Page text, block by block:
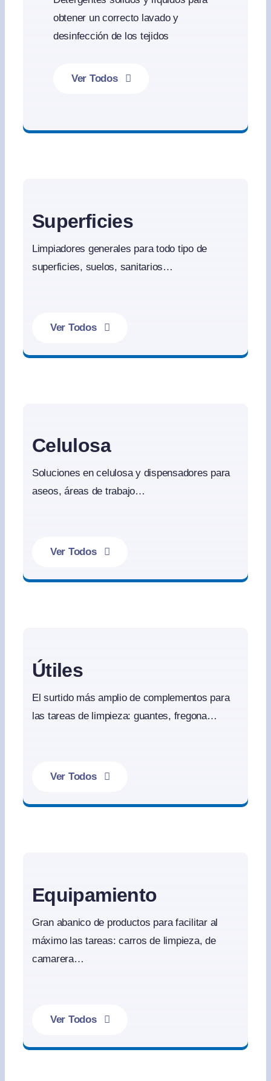
obtener un correcto lavado y
desinfección de los tejidos
Ver Todos
Superficies
Limpiadores generales para todo tipo de
superficies, suelos, sanitarios…
Ver Todos
Celulosa
Soluciones en celulosa y dispensadores para
aseos, áreas de trabajo…
Ver Todos
Útiles
El surtido más amplio de complementos para
las tareas de limpieza: guantes, fregona…
Ver Todos
Equipamiento
Gran abanico de productos para facilitar al
máximo las tareas: carros de limpieza, de
camarera…
Ver Todos